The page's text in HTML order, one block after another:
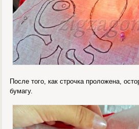
После того, как строчка проложена,
бумагу.